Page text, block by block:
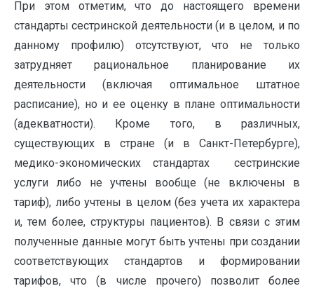
При этом отметим, что до настоящего времени
стандарты сестринской деятельности (и в целом, и по
данному профилю) отсутствуют, что не только
затрудняет рациональное планирование их
деятельности (включая оптимальное штатное
расписание), но и ее оценку в плане оптимальности
(адекватности). Кроме того, в различных,
существующих в стране (и в Санкт-Петербурге),
медико-экономических стандартах сестринские
услуги либо не учтены вообще (не включены в
тариф), либо учтены в целом (без учета их характера
и, тем более, структуры пациентов). В связи с этим
полученные данные могут быть учтены при создании
соответствующих стандартов и формировании
тарифов, что (в числе прочего) позволит более